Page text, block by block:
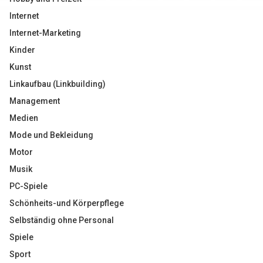
Internet
Internet-Marketing
Kinder
Kunst
Linkaufbau (Linkbuilding)
Management
Medien
Mode und Bekleidung
Motor
Musik
PC-Spiele
Schönheits-und Körperpflege
Selbständig ohne Personal
Spiele
Sport